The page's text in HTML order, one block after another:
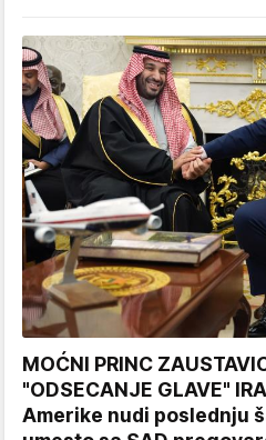
MOĆNI PRINC
"ODSECANJE GLAVE"
Amerike nudi poslednju